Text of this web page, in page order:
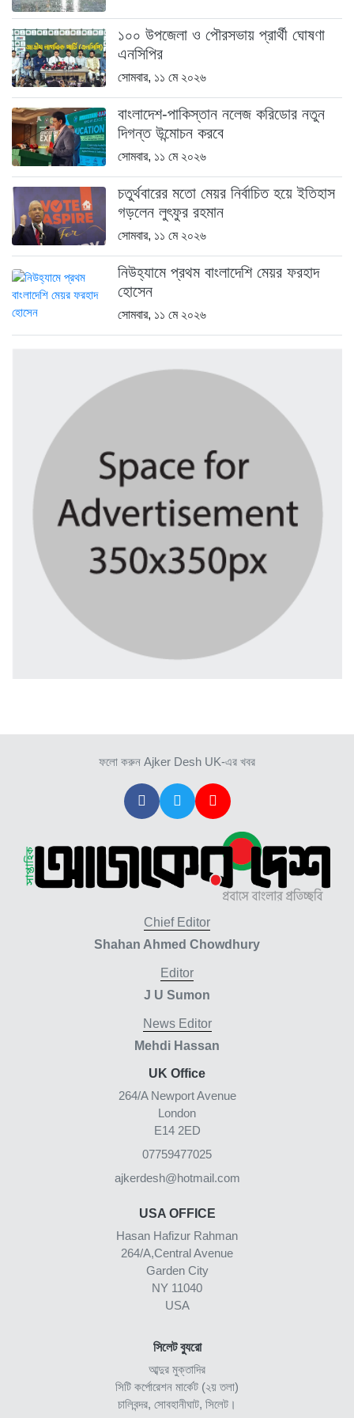
১০০ উপজেলা ও পৌরসভায় প্রার্থী ঘোষণা
এনসিপির
সোমবার, ১১ মে ২০২৬
বাংলাদেশ-পাকিস্তান নলেজ করিডোর নতুন
দিগন্ত উন্মোচন করবে
সোমবার, ১১ মে ২০২৬
চতুর্থবারের মতো মেয়র নির্বাচিত হয়ে ইতিহাস
গড়লেন লুৎফুর রহমান
সোমবার, ১১ মে ২০২৬
নিউহ্যামে প্রথম বাংলাদেশি মেয়র ফরহাদ
হোসেন
সোমবার, ১১ মে ২০২৬
ফলো করুন Ajker Desh UK-এর খবর
Chief Editor
Shahan Ahmed Chowdhury
Editor
J U Sumon
News Editor
Mehdi Hassan
UK Office
264/A Newport Avenue
London
E14 2ED
07759477025
ajkerdesh@hotmail.com
USA OFFICE
Hasan Hafizur Rahman
264/A,Central Avenue
Garden City
NY 11040
USA
সিলেট ব্যুরো
আব্দুর মুক্তাদির
সিটি কর্পোরেশন মার্কেট (২য় তলা)
চালিবন্দর, সোবহানীঘাট, সিলেট।